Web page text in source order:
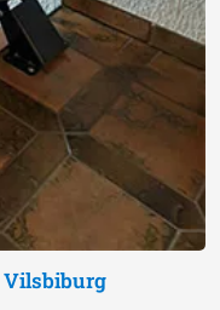
Vilsbiburg